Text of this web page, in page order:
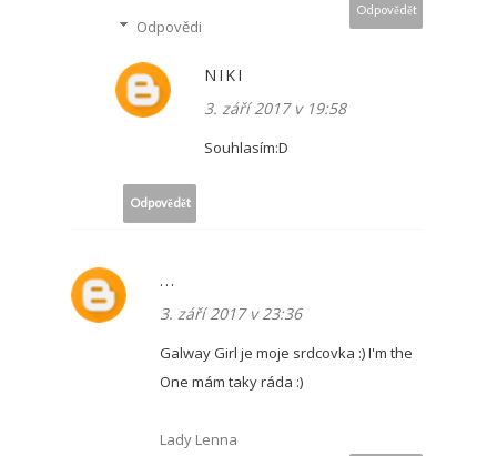
Odpovědět
Odpovědi
NIKI
3. září 2017 v 19:58
Souhlasím:D
Odpovědět
...
3. září 2017 v 23:36
Galway Girl je moje srdcovka :) I'm the
One mám taky ráda :)
Lady Lenna